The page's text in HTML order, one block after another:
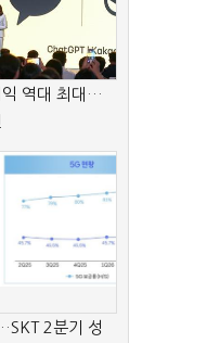
익 역대 최대…
2분기 성